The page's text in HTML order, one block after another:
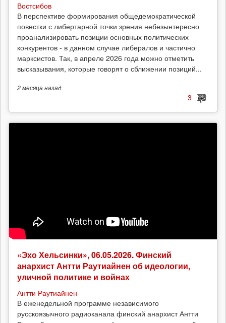
Востсибов
В перспективе формирования общедемократической
повестки с либертарной точки зрения небезынтересно
проанализировать позиции основных политических
конкурентов - в данном случае либералов и частично
марксистов. Так, в апреле 2026 года можно отметить
высказывания, которые говорят о сближении позиций...
2 месяцаназад
3
«Эхо Хельсинки», 06.05.2026. Финский
анархист Антти Раутиайнен об идеологии,
уличной политике и войнах
Антти Раутиайнен
В еженедельной программе независимого
русскоязычного радиоканала финский анархист Антти